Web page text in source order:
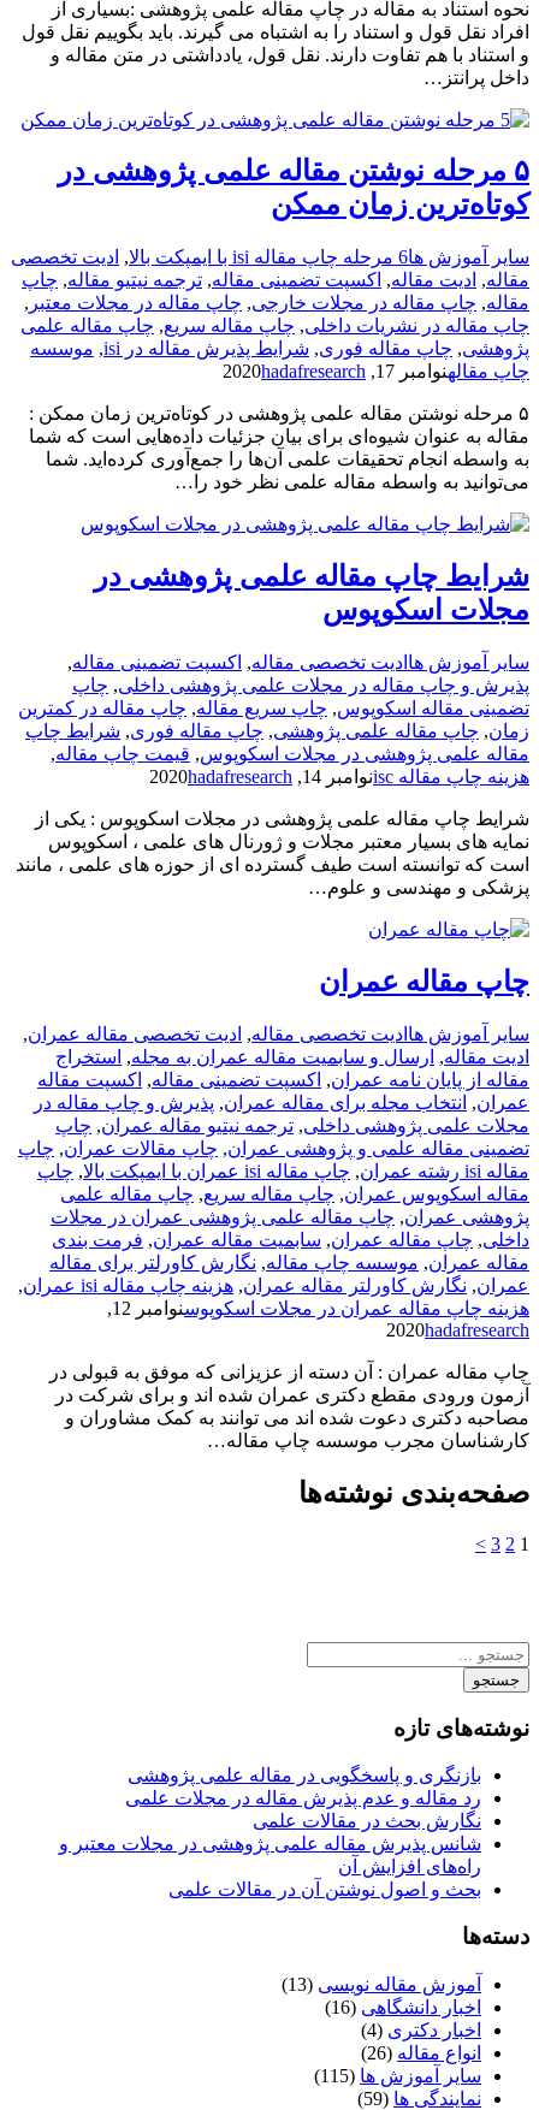
نحوه استناد به مقاله در چاپ مقاله علمی پژوهشی :بسیاری از
افراد نقل قول و استناد را به اشتباه می گیرند. باید بگوییم نقل قول
و استناد با هم تفاوت دارند. نقل قول، یادداشتی در متن مقاله و
داخل پرانتز…
۵ مرحله نوشتن مقاله علمی پژوهشی در
کوتاه‌ترین زمان ممکن
سایر آموزش ها6 مرحله چاپ مقاله isi با ایمپکت بالا , ادیت تخصصی
مقاله, ادیت مقاله, اکسپت تضمینی مقاله, ترجمه نیتیو مقاله, چاپ
مقاله, چاپ مقاله در مجلات خارجی, چاپ مقاله در مجلات معتبر ,
چاپ مقاله در نشریات داخلی, چاپ مقاله سریع, چاپ مقاله علمی
پژوهشی, چاپ مقاله فوری, شرایط پذیرش مقاله در isi , موسسه
چاپ مقالهنوامبر 17, 2020 hadafresearch
۵ مرحله نوشتن مقاله علمی پژوهشی در کوتاه‌ترین زمان ممکن :
مقاله به عنوان شیوه‌ای برای بیان جزئیات داده‌هایی است که شما
به واسطه انجام تحقیقات علمی آن‌ها را جمع‌آوری کرده‌اید. شما
می‌توانید به واسطه مقاله علمی نظر خود را…
شرایط چاپ مقاله علمی پژوهشی در
مجلات اسکوپوس
سایر آموزش ها ادیت تخصصی مقاله, اکسپت تضمینی مقاله,
پذیرش و چاپ مقاله در مجلات علمی پژوهشی داخلی, چاپ
تضمینی مقاله اسکوپوس, چاپ سریع مقاله, چاپ مقاله در کمترین
زمان, چاپ مقاله علمی پژوهشی, چاپ مقاله فوری, شرایط چاپ
مقاله علمی پژوهشی در مجلات اسکوپوس, قیمت چاپ مقاله,
هزینه چاپ مقاله isc
نوامبر 14, 2020 hadafresearch
شرایط چاپ مقاله علمی پژوهشی در مجلات اسکوپوس : یکی از
نمایه های بسیار معتبر مجلات و ژورنال های علمی ، اسکوپوس
است که توانسته است طیف گسترده ای از حوزه های علمی ، مانند
پزشکی و مهندسی و علوم…
چاپ مقاله عمران
سایر آموزش ها ادیت تخصصی مقاله, ادیت تخصصی مقاله عمران,
ادیت مقاله, ارسال و سابمیت مقاله عمران به مجله, استخراج
مقاله از پایان نامه عمران, اکسپت تضمینی مقاله, اکسپت مقاله
عمران, انتخاب مجله برای مقاله عمران, پذیرش و چاپ مقاله در
مجلات علمی پژوهشی داخلی, ترجمه نیتیو مقاله عمران, چاپ
تضمینی مقاله علمی و پژوهشی عمران, چاپ مقالات عمران, چاپ
مقاله isi رشته عمران
, چاپ مقاله isi عمران با ایمپکت بالا , چاپ
مقاله اسکوپوس عمران, چاپ مقاله سریع, چاپ مقاله علمی
پژوهشی عمران, چاپ مقاله علمی پژوهشی عمران در مجلات
داخلی, چاپ مقاله عمران, سابمیت مقاله عمران, فرمت­ بندی
مقاله عمران, موسسه چاپ مقاله, نگارش کاورلتر برای مقاله
عمران, نگارش کاورلتر مقاله عمران, هزینه چاپ مقاله isi عمران
,
هزینه چاپ مقاله عمران در مجلات اسکوپوس
نوامبر 12,
2020hadafresearch
چاپ مقاله عمران : آن دسته از عزیزانی که موفق به قبولی در
آزمون ورودی مقطع دکتری عمران شده اند و برای شرکت در
مصاحبه دکتری دعوت شده اند می توانند به کمک مشاوران و
کارشناسان مجرب موسسه چاپ مقاله…
صفحه‌بندی نوشته‌ها
1
2
3
>
جستجو
نوشته‌های تازه
بازنگری و پاسخگویی در مقاله علمی پژوهشی
رد مقاله و عدم پذیرش مقاله در مجلات علمی
نگارش بحث در مقالات علمی
شانس پذیرش مقاله علمی پژوهشی در مجلات معتبر و
راه‌های افزایش آن
بحث و اصول نوشتن آن در مقالات علمی
دسته‌ها
آموزش مقاله نویسی (13)
اخبار دانشگاهی (16)
اخبار دکتری (4)
انواع مقاله (26)
سایر آموزش ها (115)
نمایندگی ها (59)